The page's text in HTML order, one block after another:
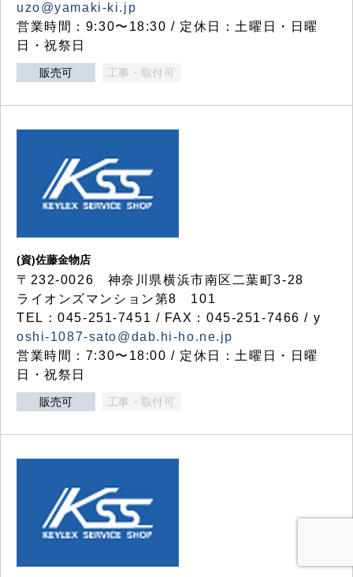
uzo@yamaki-ki.jp
営業時間：9:30〜18:30 / 定休日：土曜日・日曜
日・祝祭日
販売可 工事・取付可
(資)佐藤金物店
〒232-0026 神奈川県横浜市南区二葉町3-28
ライオンズマンション第8 101
TEL：045-251-7451 / FAX：045-251-7466 / y
oshi-1087-sato@dab.hi-ho.ne.jp
営業時間：7:30〜18:00 / 定休日：土曜日・日曜
日・祝祭日
販売可 工事・取付可